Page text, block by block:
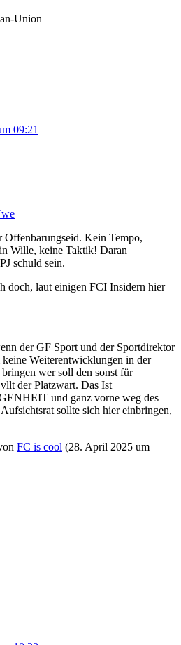
09:21
Offenbarungseid. Kein Tempo,
Wille, keine Taktik! Daran
schuld sein.
doch, laut einigen FCI Insidern hier
der GF Sport und der Sportdirektor
keine Weiterentwicklungen in der
wer soll den sonst für
der Platzwart. Das Ist
und ganz vorne weg des
sollte sich hier einbringen,
FC is cool (28. April 2025 um